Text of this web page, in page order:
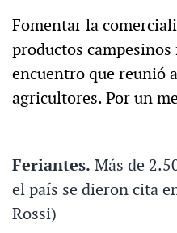
Fomentar la
productos
encuentro que reunió
agricultores. Por un
Feriantes. Más de
el país se dieron cita
Rossi)